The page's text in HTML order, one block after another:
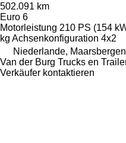
502.091 km
Euro 6
Motorleistung 210 PS (154
kg Achsenkonfiguration 4x2
Niederlande, Maarsbergen
Van der Burg Trucks en
Verkäufer kontaktieren